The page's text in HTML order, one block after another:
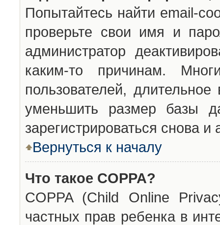
Попытайтесь найти email-
проверьте свои имя и
администратор
каким-то причинам.
пользователей,
уменьшить размер базы
зарегистрироваться снова и
Вернуться к началу
Что такое COPPA?
COPPA (Child Online
частных прав ребенка в